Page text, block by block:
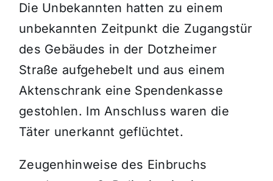
Die Unbekannten hatten zu einem
unbekannten Zeitpunkt die Zugangstür
des Gebäudes in der Dotzheimer
Straße aufgehebelt und aus einem
Aktenschrank eine Spendenkasse
gestohlen. Im Anschluss waren die
Täter unerkannt geflüchtet.
Zeugenhinweise des Einbruchs